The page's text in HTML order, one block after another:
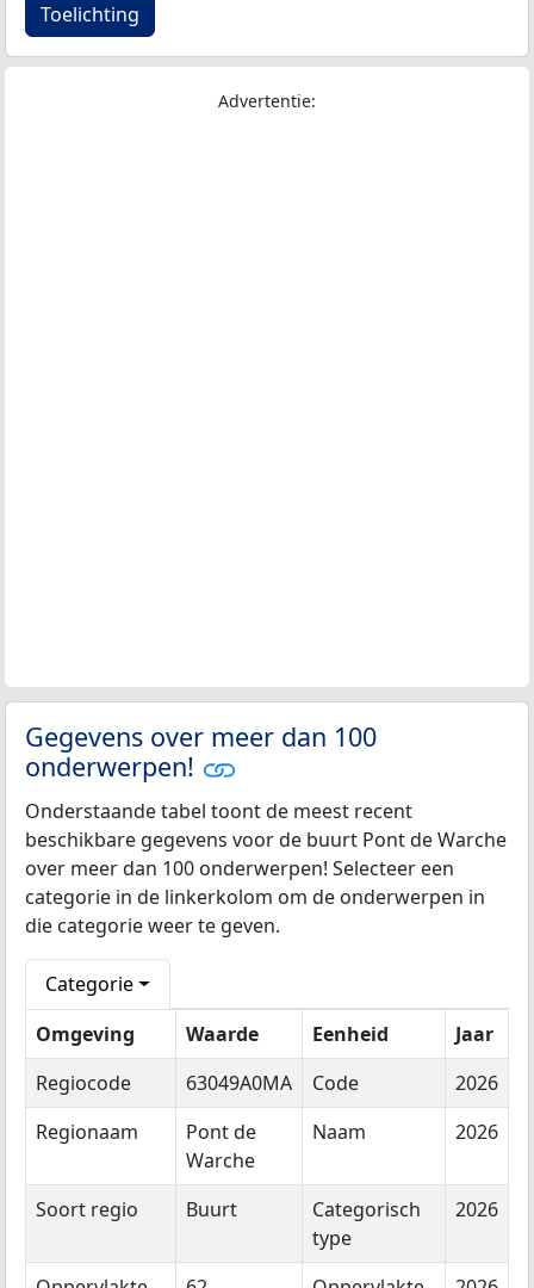
Toelichting
Advertentie:
Gegevens over meer dan 100
onderwerpen!
Onderstaande tabel toont de meest recent
beschikbare gegevens voor de buurt Pont de Warche
over meer dan 100 onderwerpen! Selecteer een
categorie in de linkerkolom om de onderwerpen in
die categorie weer te geven.
Categorie
Omgeving
Waarde Eenheid
Jaar
Regiocode
63049A0MA Code
2026
Regionaam
Pont de
Warche
Naam 2026
Soort regio Buurt
Categorisch
type
2026